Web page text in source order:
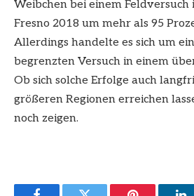
Weibchen bei einem
Fresno 2018 um mehr als 95
Allerdings handelte es sich um
begrenzten Versuch in einem
Ob sich solche Erfolge auch
größeren Regionen erreichen
noch zeigen.